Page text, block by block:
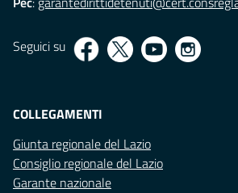
Seguici su
COLLEGAMENTI
Giunta regionale del Lazio
Consiglio regionale del Lazio
Garante nazionale